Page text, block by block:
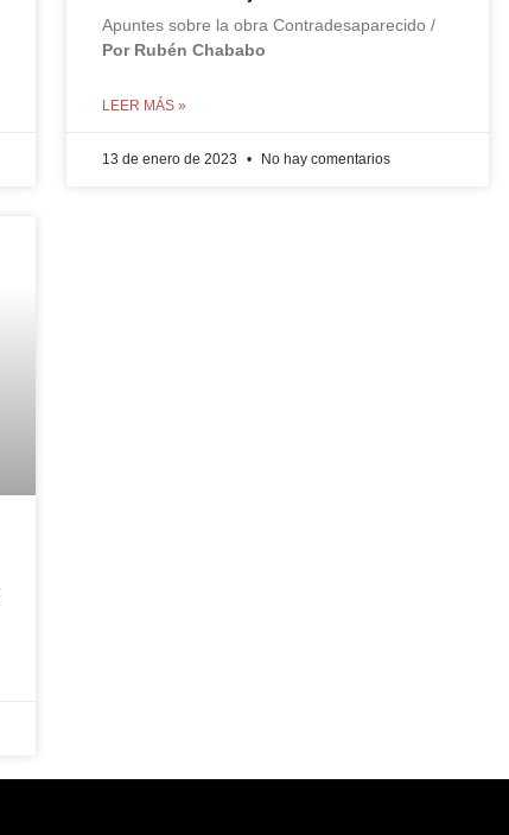
Apuntes sobre la obra Contradesaparecido /
Por Rubén Chababo
LEER MÁS »
13 de enero de 2023 No hay comentarios